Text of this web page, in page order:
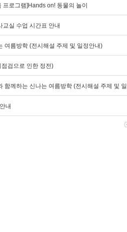
로그램]Hands on! 동물의 놀이
교실 수업 시간표 안내
여름방학 (전시해설 주제 및 일정안내)
검으로 인한 정전)
께하는 신나는 여름방학 (전시해설 주제 및
내